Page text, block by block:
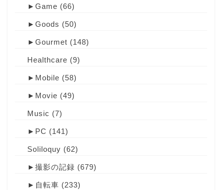
► Game (66)
► Goods (50)
► Gourmet (148)
Healthcare (9)
► Mobile (58)
► Movie (49)
Music (7)
► PC (141)
Soliloquy (62)
► 撮影の記録 (679)
► 自転車 (233)